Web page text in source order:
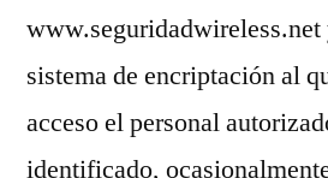
www.seguridadwireless.net
sistema de encriptación al
acceso el personal
identificado,